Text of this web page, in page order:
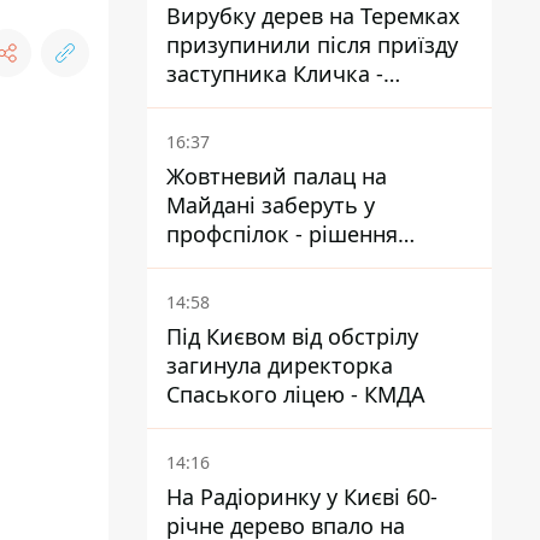
Вирубку дерев на Теремках
призупинили після приїзду
заступника Кличка -
почався діалог
16:37
Жовтневий палац на
Майдані заберуть у
профспілок - рішення
Господарського суду
14:58
Під Києвом від обстрілу
загинула директорка
Спаського ліцею - КМДА
14:16
На Радіоринку у Києві 60-
річне дерево впало на